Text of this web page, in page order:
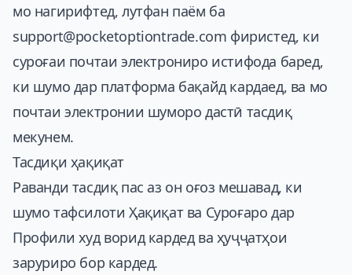
мо нагирифтед, лутфан паём ба
support@pocketoptiontrade.com фиристед, ки
суроғаи почтаи электрониро истифода баред,
ки шумо дар платформа бақайд кардаед, ва мо
почтаи электронии шуморо дастӣ тасдиқ
мекунем.
Тасдиқи ҳақиқат
Раванди тасдиқ пас аз он оғоз мешавад, ки
шумо тафсилоти Ҳақиқат ва Суроғаро дар
Профили худ ворид кардед ва ҳуҷҷатҳои
заруриро бор кардед.